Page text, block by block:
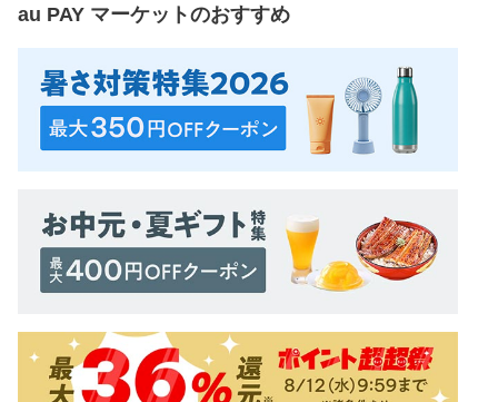
au PAY マーケットのおすすめ